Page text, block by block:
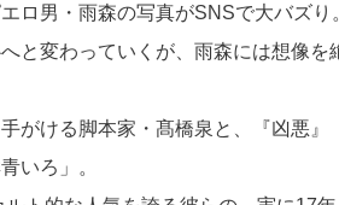
ロ男・雨森の写真がSNSで大バズ
と変わっていくが、雨森には想像
がける脚本家・髙橋泉と、『凶悪
いろ」。